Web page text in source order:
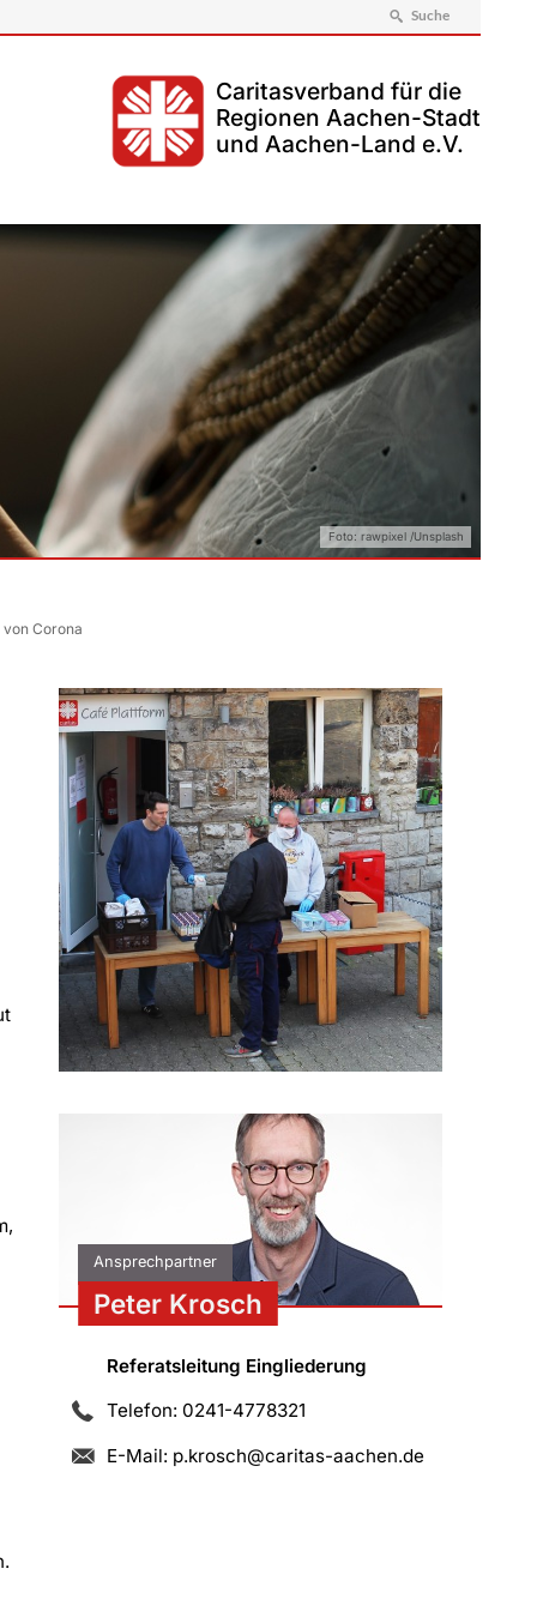
Suche
Caritasverband für die
Regionen Aachen-Stadt
und Aachen-Land e.V.
Foto: rawpixel /Unsplash
Corona
Ansprechpartner
Peter Krosch
Referatsleitung Eingliederung
Telefon: 0241-4778321
E-Mail: p.krosch@caritas-aachen.de